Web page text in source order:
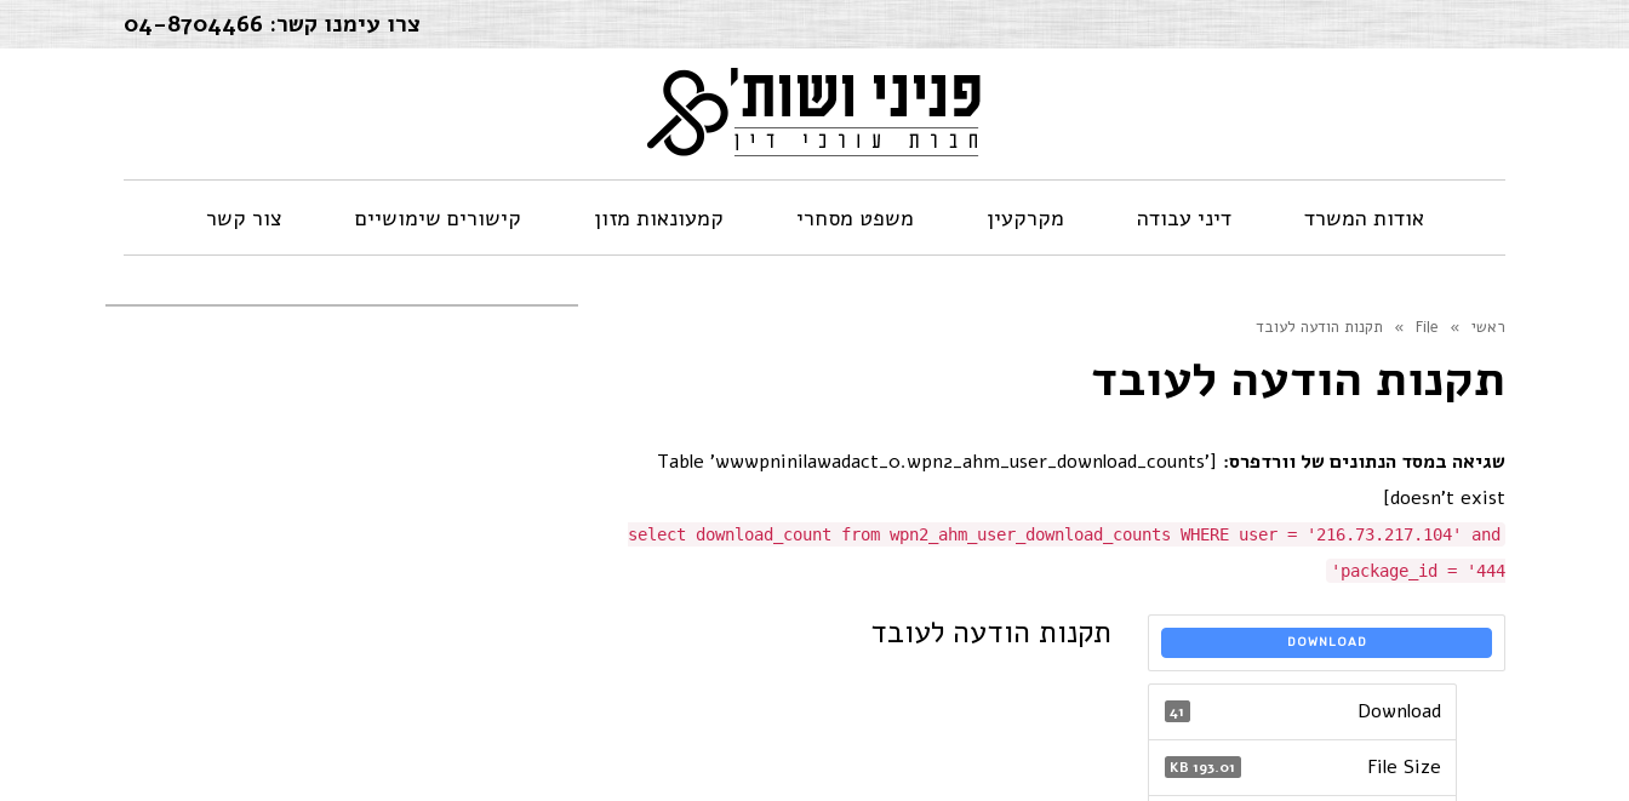
צרו עימנו קשר: 04-8704466
אודות המשרד דיני עבודה מקרקעין משפט מסחרי קמעונאות מזון קישורים שימושיים צור קשר
ראשי »
File
» תקנות הודעה לעובד
תקנות הודעה לעובד
שגיאה במסד הנתונים של וורדפרס: [Table 'wwwpninilawadact_0.wpn2_ahm_user_download_counts'
doesn't exist]
select download_count from wpn2_ahm_user_download_counts WHERE user = '216.73.217.104' and
package_id = '444'
DOWNLOAD
Download
41
File Size
193.01 KB
תקנות הודעה לעובד